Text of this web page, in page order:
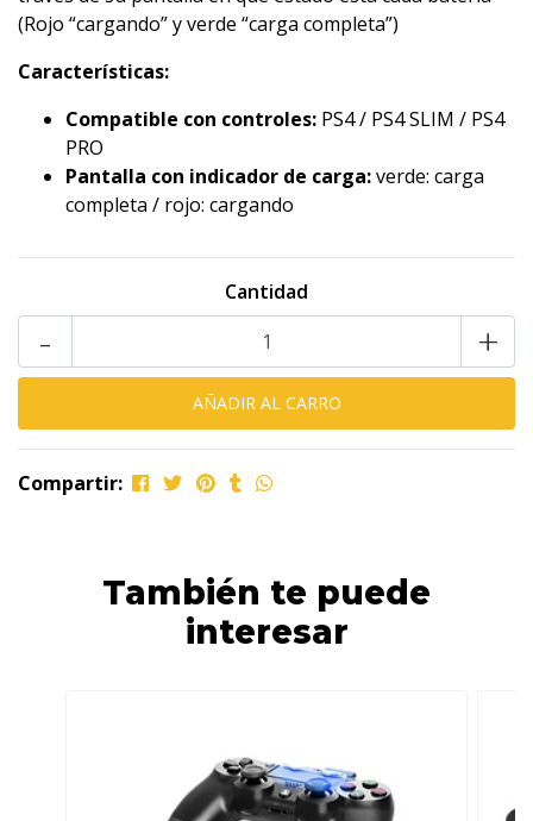
(Rojo “cargando” y verde “carga completa”)
Características:
Compatible con controles: PS4 / PS4 SLIM / PS4
PRO
Pantalla con indicador de carga:verde: carga
completa / rojo: cargando
Cantidad
+
-
Compartir:
También te puede
interesar